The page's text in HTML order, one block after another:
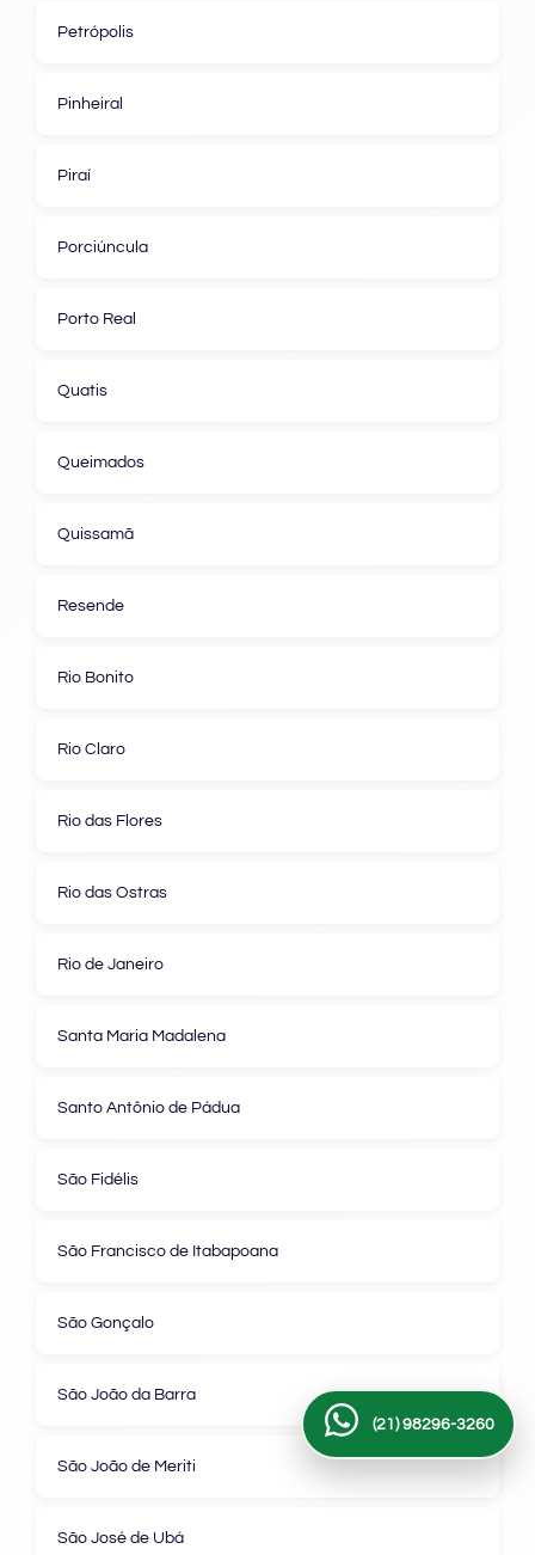
Petrópolis
Pinheiral
Piraí
Porciúncula
Porto Real
Quatis
Queimados
Quissamã
Resende
Rio Bonito
Rio Claro
Rio das Flores
Rio das Ostras
Rio de Janeiro
Santa Maria Madalena
Santo Antônio de Pádua
São Fidélis
São Francisco de Itabapoana
São Gonçalo
São João da Barra
São João de Meriti
São José de Ubá
(21) 98296-3260